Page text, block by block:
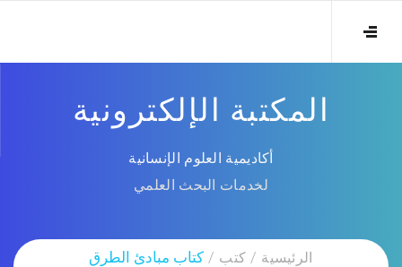
المكتبة الإلكترونية
أكاديمية العلوم الإنسانية
لخدمات البحث العلمي
الرئيسية كتب
كتاب مبادئ الطرق